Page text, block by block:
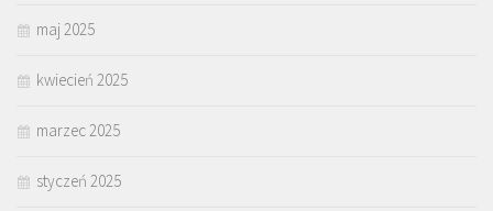
maj 2025
kwiecień 2025
marzec 2025
styczeń 2025